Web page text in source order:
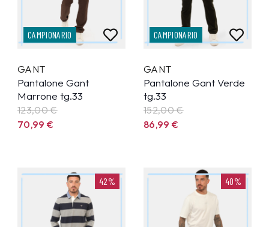
CAMPIONARIO
GANT
Pantalone Gant
Marrone tg.33
123,00 €
70,99€
CAMPIONARIO
GANT
Pantalone Gant Verde
tg.33
152,00 €
86,99€
42% 40%